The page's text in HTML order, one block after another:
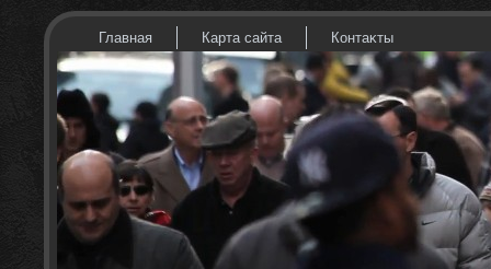
Главная Карта сайта Контаκты